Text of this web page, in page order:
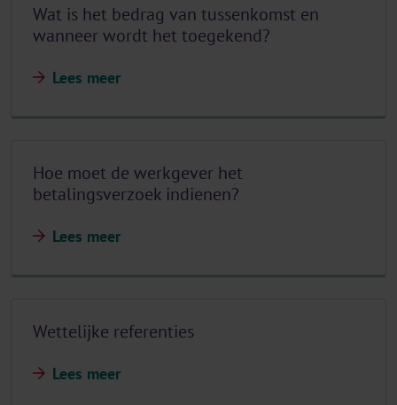
Wat is het bedrag van tussenkomst en
wanneer wordt het toegekend?
Lees meer
Hoe moet de werkgever het
betalingsverzoek indienen?
Lees meer
Wettelijke referenties
Lees meer